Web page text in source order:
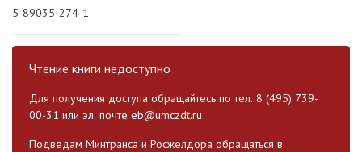
5-89035-274-1
Чтение книги недоступно
Для получения доступа обращайтесь по тел. 8 (495) 739-
00-31 или эл. почте eb@umczdt.ru
Подведам Минтранса и Росжелдора обращаться в